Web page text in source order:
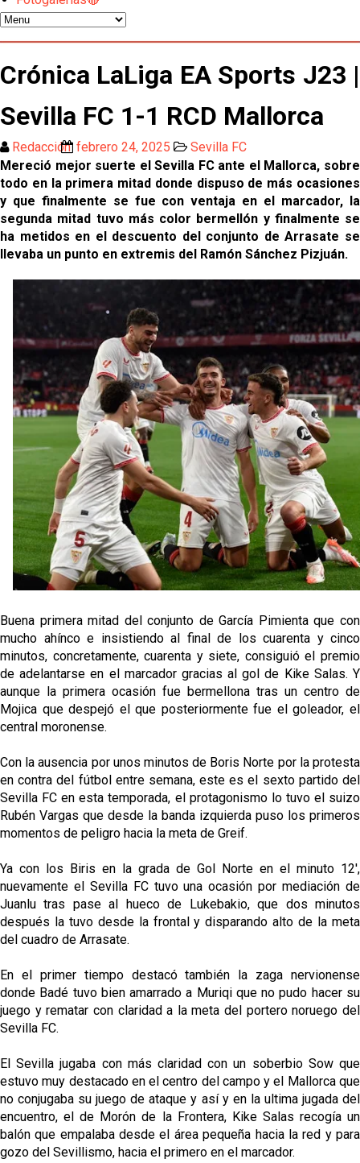
El Sevilla FC oficializa la cesión de Rafa Mir al Aris
de Salónica
Juanlu se marcha traspasado al Bournemouth
Emery quiere pescar en el Atleti , el Villareal ya
últimas novedades del mercado de La Liga
Vargas y Sow se incorporan al grupo en la sesión
del martes
Odysseas Vlachodimos: “El objetivo es mejorar la
temporada pasada”
fichajes
Opinión | "Carta abierta a Alberto Flores" por Rafa
García
El Sevilla oficializa el traspaso de Sow
Miguel Sierra: La temporada pasada se vio
reflejado que podemos tirar para delante y
trabajamos con ilusión
Diomande ya es madridista mientras Rodri agita el
mercado
OFICIAL | Juanlu se marcha al Bournemouth
Crónica LaLiga EA Sports J23 |
Sevilla FC 1-1 RCD Mallorca
Redacción febrero 24, 2025
Sevilla FC
Mereció mejor suerte el Sevilla FC ante el Mallorca, sobre
todo en la primera mitad donde dispuso de más ocasiones
y que finalmente se fue con ventaja en el marcador, la
segunda mitad tuvo más color bermellón y finalmente se
ha metidos en el descuento del conjunto de Arrasate se
llevaba un punto en extremis del Ramón Sánchez Pizjuán.
Buena primera mitad del conjunto de García Pimienta que con
mucho ahínco e insistiendo al final de los cuarenta y cinco
minutos, concretamente, cuarenta y siete, consiguió el premio
de adelantarse en el marcador gracias al gol de Kike Salas. Y
aunque la primera ocasión fue bermellona tras un centro de
Mojica que despejó el que posteriormente fue el goleador, el
central moronense.
Con la ausencia por unos minutos de Boris Norte por la protesta
en contra del fútbol entre semana, este es el sexto partido del
Sevilla FC en esta temporada, el protagonismo lo tuvo el suizo
Rubén Vargas que desde la banda izquierda puso los primeros
momentos de peligro hacia la meta de Greif.
Ya con los Biris en la grada de Gol Norte en el minuto 12',
nuevamente el Sevilla FC tuvo una ocasión por mediación de
Juanlu tras pase al hueco de Lukebakio, que dos minutos
después la tuvo desde la frontal y disparando alto de la meta
del cuadro de Arrasate.
En el primer tiempo destacó también la zaga nervionense
donde Badé tuvo bien amarrado a Muriqi que no pudo hacer su
juego y rematar con claridad a la meta del portero noruego del
Sevilla FC.
El Sevilla jugaba con más claridad con un soberbio Sow que
estuvo muy destacado en el centro del campo y el Mallorca que
no conjugaba su juego de ataque y así y en la ultima jugada del
encuentro, el de Morón de la Frontera, Kike Salas recogía un
balón que empalaba desde el área pequeña hacia la red y para
gozo del Sevillismo, hacia el primero en el marcador.